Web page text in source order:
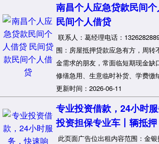
南昌个人应急贷款民间
民间个人借贷
联系人：葛经理电话：
围：房屋抵押贷款应急有方，周转
金需求的朋友，常面临短期现金缺
修缮急用、生意临时补货、学费缴
更新时间：2026-06-11
专业投资借款，24小时服
投资担保专业车丨辆抵
此页面广告位出租内容范围：金